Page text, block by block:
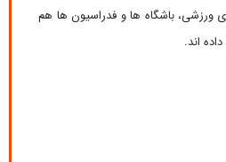
ورزشی، باشگاه ها و فدراسیون ها هم
اند.